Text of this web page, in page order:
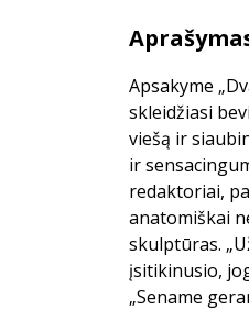
Apsakyme
skleidžiasi
viešą ir
ir
redaktoriai,
anatomiškai
skulptūras.
įsitikinusio,
„Sename